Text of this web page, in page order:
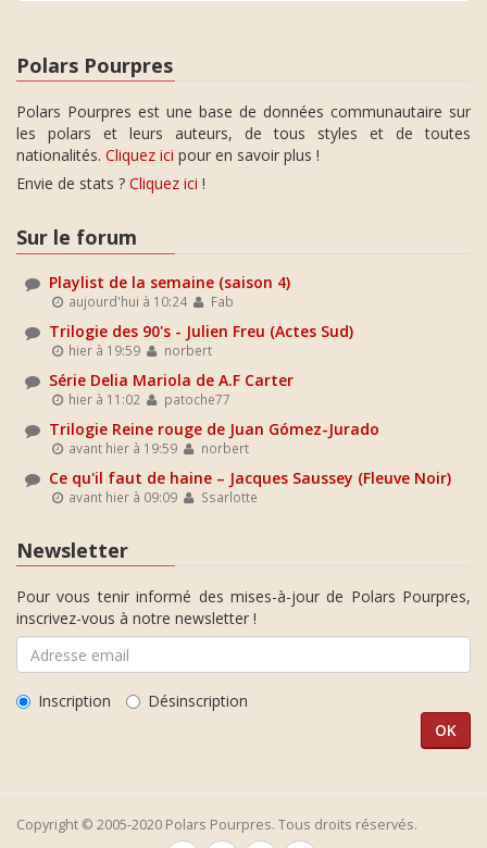
Polars Pourpres
Polars Pourpres est une base de données communautaire sur
les polars et leurs auteurs, de tous styles et de toutes
nationalités. Cliquez ici pour en savoir plus !
Envie de stats ? Cliquez ici !
Sur le forum
Playlist de la semaine (saison 4)
aujourd'hui à 10:24 Fab
Trilogie des 90's - Julien Freu (Actes Sud)
hier à 19:59 norbert
Série Delia Mariola de A.F Carter
hier à 11:02 patoche77
Trilogie Reine rouge de Juan Gómez-Jurado
avant hier à 19:59 norbert
Ce qu'il faut de haine – Jacques Saussey (Fleuve Noir)
avant hier à 09:09 Ssarlotte
Newsletter
Pour vous tenir informé des mises-à-jour de Polars Pourpres,
inscrivez-vous à notre newsletter !
Inscription Désinscription
Copyright © 2005-2020 Polars Pourpres. Tous droits réservés.